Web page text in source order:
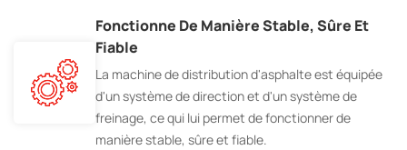
Fonctionne De Manière Stable, Sûre Et
Fiable
La machine de distribution d'asphalte est équipée
d'un système de direction et d'un système de
freinage, ce qui lui permet de fonctionner de
manière stable, sûre et fiable.